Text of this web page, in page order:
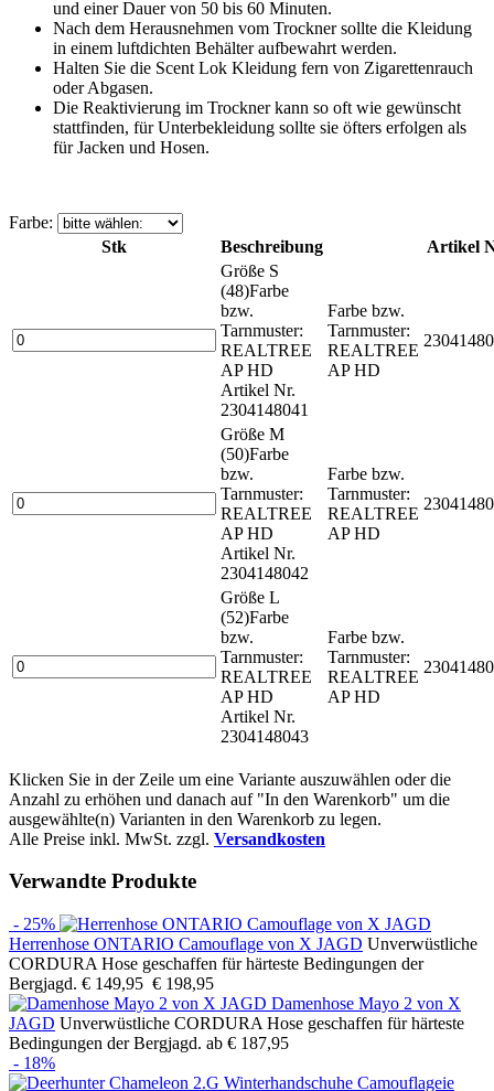
und einer Dauer von 50 bis 60 Minuten.
Nach dem Herausnehmen vom Trockner sollte die Kleidung
in einem luftdichten Behälter aufbewahrt werden.
Halten Sie die Scent Lok Kleidung fern von Zigarettenrauch
oder Abgasen.
Die Reaktivierung im Trockner kann so oft wie gewünscht
stattfinden, für Unterbekleidung sollte sie öfters erfolgen als
für Jacken und Hosen.
Farbe:
Stk
Beschreibung
Artikel
Größe S
(48)Farbe
bzw.
Tarnmuster:
REALTREE
AP HD
Artikel Nr.
2304148041
Farbe bzw.
Tarnmuster:
REALTREE
AP HD
Größe M
(50)Farbe
bzw.
Tarnmuster:
REALTREE
AP HD
Artikel Nr.
2304148042
Farbe bzw.
Tarnmuster:
REALTREE
AP HD
Größe L
(52)Farbe
bzw.
Tarnmuster:
REALTREE
AP HD
Artikel Nr.
2304148043
Farbe bzw.
Tarnmuster:
REALTREE
AP HD
Klicken Sie in der Zeile um eine Variante auszuwählen oder die
Anzahl zu erhöhen und danach auf "In den Warenkorb" um die
ausgewählte(n) Varianten in den Warenkorb zu legen.
Alle Preise inkl. MwSt. zzgl. Versandkosten
Verwandte Produkte
- 25%
Herrenhose ONTARIO Camouflage von X JAGD Unverwüstliche
CORDURA Hose geschaffen für härteste Bedingungen der
Bergjagd. € 149,95 € 198,95
Damenhose Mayo 2 von X
JAGD Unverwüstliche CORDURA Hose geschaffen für härteste
Bedingungen der Bergjagd. ab € 187,95
- 18%